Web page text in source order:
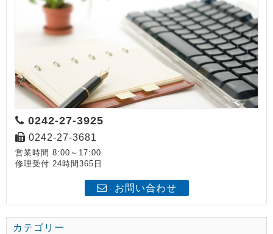
0242-27-3925
0242-27-3681
営業時間 8:00～17:00
修理受付 24時間365日
お問い合わせ
カテゴリー